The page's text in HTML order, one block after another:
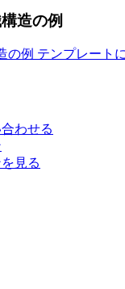
造の例
の例 テンプレート
わせる
見る